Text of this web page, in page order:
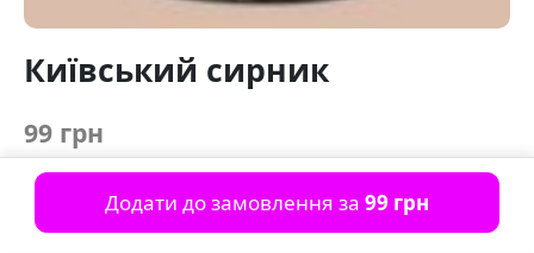
Київський сирник
99 грн
Додати до замовлення за 99 грн